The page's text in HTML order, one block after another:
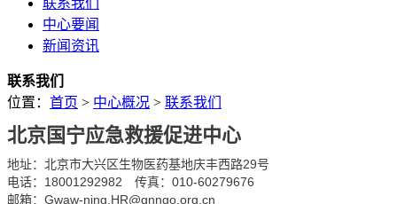
中心要闻
新闻资讯
联系我们
位置： 首页 > 中心概况 > 联系我们
北京国宁应急救援促进中心
地址：北京市大兴区生物医药基地庆丰西路29号
电话：18001292982 传真：010-60279676
邮箱：Gwaw-ning.HR@gnngo.org.cn